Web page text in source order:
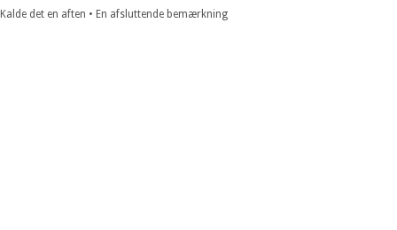
Kalde det en aften • En afsluttende bemærkning